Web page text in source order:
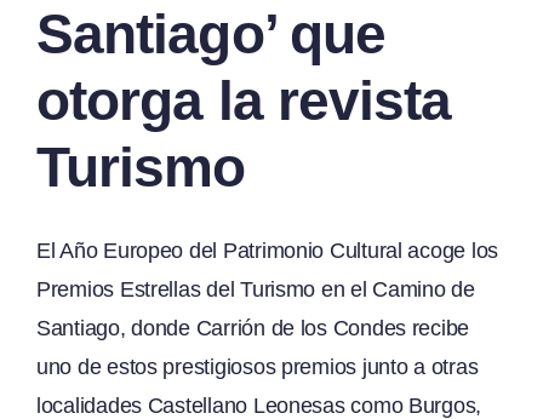
Santiago’ que
otorga la revista
Turismo
El Año Europeo del Patrimonio Cultural acoge los
Premios Estrellas del Turismo en el Camino de
Santiago, donde Carrión de los Condes recibe
uno de estos prestigiosos premios junto a otras
localidades Castellano Leonesas como Burgos,